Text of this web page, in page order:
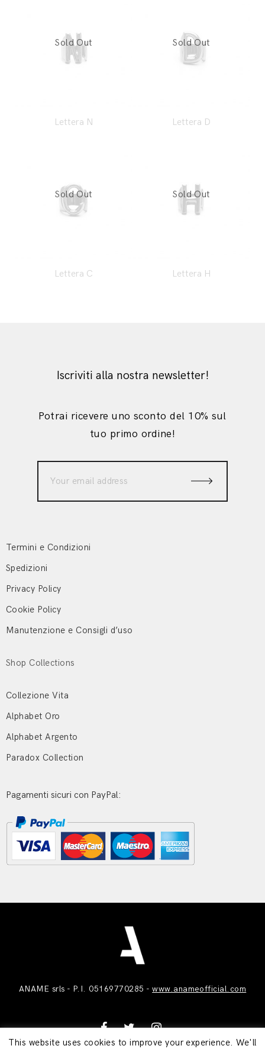
Lettera N Lettera D
Lettera C Lettera H
Iscriviti alla nostra newsletter!
Potrai ricevere uno sconto del 10% sul
tuo primo ordine!
Termini e Condizioni
Spedizioni
Privacy Policy
Cookie Policy
Manutenzione e Consigli d’uso
Shop Collections
Collezione Vita
Alphabet Oro
Alphabet Argento
Paradox Collection
Pagamenti sicuri con PayPal:
ANAME srls - P.I. 05169770285 -www.anameofficial.com
This website uses cookies to improve your experience. We'll